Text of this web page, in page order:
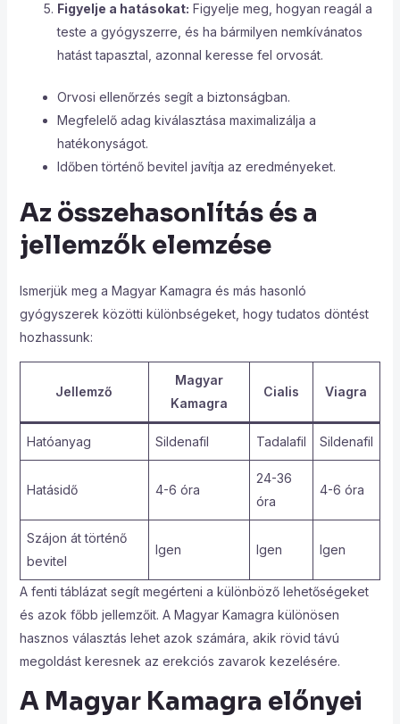
Figyelje a hatásokat: Figyelje meg, hogyan reagál a
teste a gyógyszerre, és ha bármilyen nemkívánatos
hatást tapasztal, azonnal keresse fel orvosát.
Orvosi ellenőrzés segít a biztonságban.
Megfelelő adag kiválasztása maximalizálja a
hatékonyságot.
Időben történő bevitel javítja az eredményeket.
Az összehasonlítás és a
jellemzők elemzése
Ismerjük meg a Magyar Kamagra és más hasonló
gyógyszerek közötti különbségeket, hogy tudatos döntést
hozhassunk:
Jellemző
Magyar
Kamagra
Cialis Viagra
Hatóanyag Sildenafil Tadalafil Sildenafil
Hatásidő 4-6 óra
24-36
óra
4-6 óra
Szájon át történő
bevitel
Igen Igen Igen
A fenti táblázat segít megérteni a különböző lehetőségeket
és azok főbb jellemzőit. A Magyar Kamagra különösen
hasznos választás lehet azok számára, akik rövid távú
megoldást keresnek az erekciós zavarok kezelésére.
A Magyar Kamagra előnyei